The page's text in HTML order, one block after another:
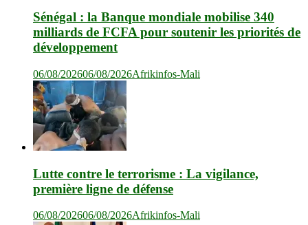
Sénégal : la Banque mondiale mobilise 340
milliards de FCFA pour soutenir les priorités de
développement
06/08/202606/08/2026Afrikinfos-Mali
Lutte contre le terrorisme : La vigilance,
première ligne de défense
06/08/202606/08/2026Afrikinfos-Mali